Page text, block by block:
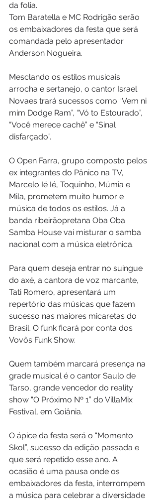
da folia.
Tom Baratella e MC Rodrigão serão
os embaixadores da festa que será
comandada pelo apresentador
Anderson Nogueira.
Mesclando os estilos musicais
arrocha e sertanejo, o cantor Israel
Novaes trará sucessos como “Vem ni
mim Dodge Ram”, “Vó to Estourado”,
“Você merece cachê” e “Sinal
disfarçado”.
O Open Farra, grupo composto pelos
ex integrantes do Pânico na TV,
Marcelo Ié Ié, Toquinho, Múmia e
Mila, prometem muito humor e
música de todos os estilos. Já a
banda ribeirãopretana Oba Oba
Samba House vai misturar o samba
nacional com a música eletrônica.
Para quem deseja entrar no suingue
do axé, a cantora de voz marcante,
Tati Romero, apresentará um
repertório das músicas que fazem
sucesso nas maiores micaretas do
Brasil. O funk ficará por conta dos
Vovôs Funk Show.
Quem também marcará presença na
grade musical é o cantor Saulo de
Tarso, grande vencedor do reality
show “O Próximo Nº 1” do VillaMix
Festival, em Goiânia.
O ápice da festa será o “Momento
Skol”, sucesso da edição passada e
que será repetido esse ano. A
ocasião é uma pausa onde os
embaixadores da festa, interrompem
a música para celebrar a diversidade